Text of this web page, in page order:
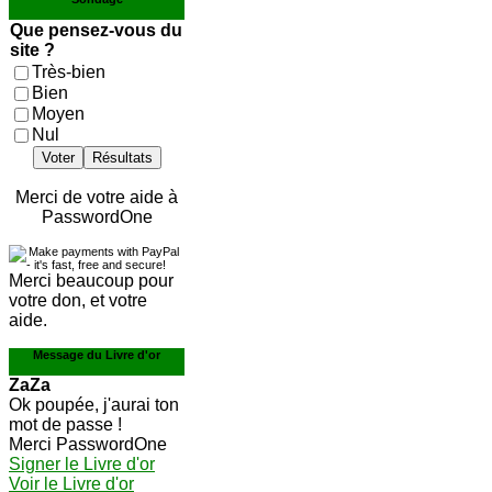
Que pensez-vous du
site ?
Très-bien
Bien
Moyen
Nul
Voter Résultats
Merci de votre aide à
PasswordOne
Merci beaucoup pour
votre don, et votre
aide.
Message du Livre d'or
ZaZa
Ok poupée, j'aurai ton
mot de passe !
Merci PasswordOne
Signer le Livre d'or
Voir le Livre d'or